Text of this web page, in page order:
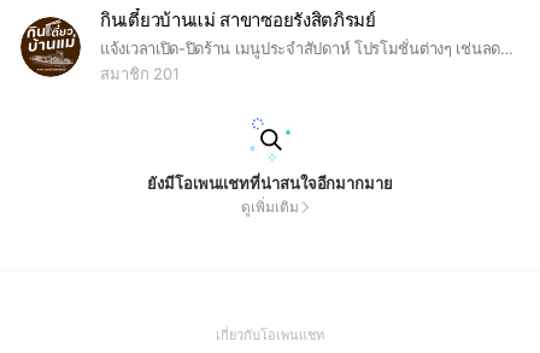
กินเตี๋ยวบ้านแม่ สาขาซอยรังสิตภิรมย์
แจ้งเวลาเปิด-ปิดร้าน เมนูประจำสัปดาห์ โปรโมชั่นต่างๆ เช่นลดราคาสินค้าในร้าน
สมาชิก 201
ยังมีโอเพนแชทที่น่าสนใจอีกมากมาย
ดูเพิ่มเติม
เกี่ยวกับโอเพนแชท(Open